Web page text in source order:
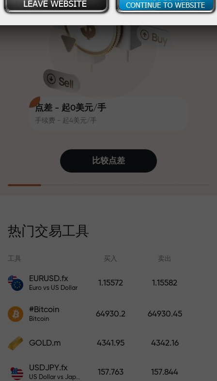
点差 - 起0美元/手
手续费 - 起4美元/手
赛道速度与交易速度共享相同价值
观。Ales Loprais将刺激与纪律元素
带入交易世界，作为InstaForex合作
伙伴，激励客户实现雄心勃勃的目
值账户即可获得iPhone、MacBook
或梦想旅行
证6个月内利润增长3倍。放心交易—
您的资金受到保护！
奖金。X1000不是印刷错误。存款
无风险交易—
我们保证您的利润
最高X1000奖金—市场上最大倍数
比较点差
热门交易工具
工具 买入 卖出
EURUSD.fx
Euro vs US Dollar
1.15572 1.15582
#Bitcoin
Bitcoin
64930.2 64930.45
GOLD.m 4341.95 4342.16
USDJPY.fx
US Dollar vs Japanese Yen
157.763 157.844